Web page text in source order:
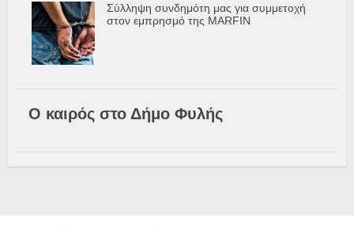
Σύλληψη συνδημότη μας για συμμετοχή
στον εμπρησμό της MARFIN
Ο καιρός στο Δήμο Φυλής